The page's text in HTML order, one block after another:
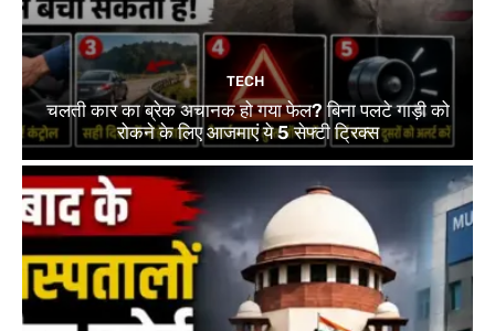
TECH
चलती कार का ब्रेक अचानक हो गया फेल? बिना पलटे गाड़ी को
रोकने के लिए आजमाएं ये 5 सेफ्टी ट्रिक्स